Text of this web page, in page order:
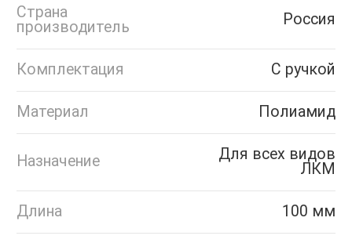
Страна
производитель
Россия
Комплектация С ручкой
Материал Полиамид
Назначение
Для всех видов
ЛКМ
Длина 100 мм